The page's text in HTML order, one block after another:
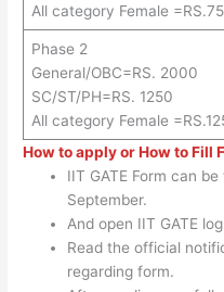
All category Female
Phase 2
General/OBC=RS. 2000
SC/ST/PH=RS. 1250
All category Female
How to apply or How to Fill
IIT GATE Form can
September.
And open IIT GATE
Read the official
regarding form.